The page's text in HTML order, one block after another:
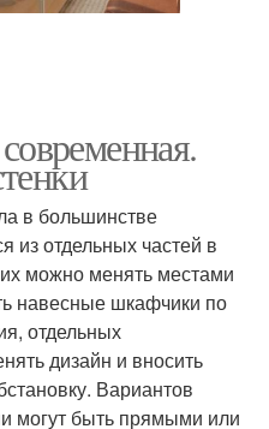
в большинстве
из отдельных частей в
можно менять местами
навесные шкафчики по
отдельных
дизайн и вносить
Вариантов
могут быть прямыми или